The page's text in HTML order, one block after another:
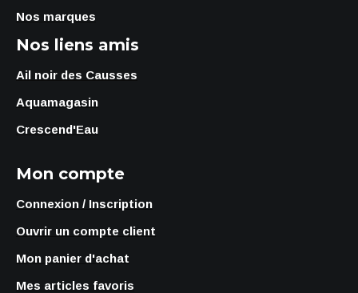
Nos marques
Nos liens amis
Ail noir des Causses
Aquamagasin
Crescend'Eau
Mon compte
Connexion / Inscription
Ouvrir un compte client
Mon panier d'achat
Mes articles favoris